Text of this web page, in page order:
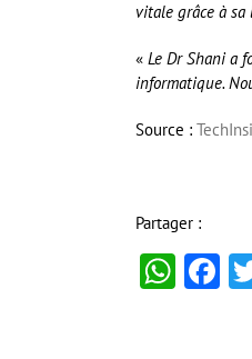
vitale grâce à
« Le Dr Shani a
informatique.
Source :
Partager :